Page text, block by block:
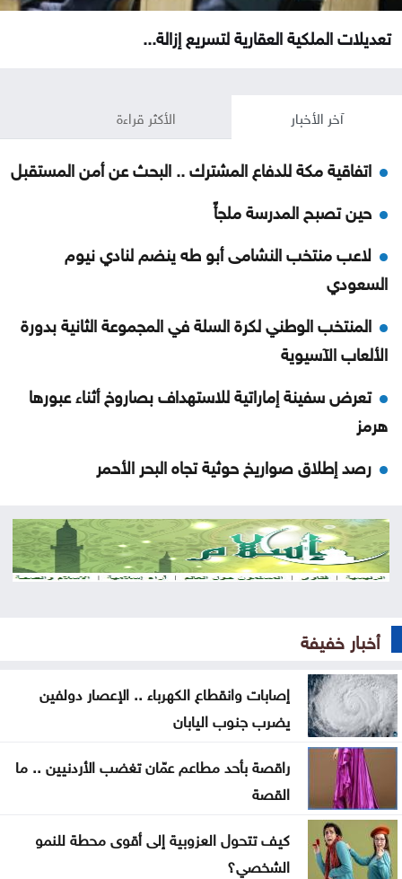
تعديلات الملكية العقارية لتسريع إزالة...
آخر الأخبار الأكثر قراءة
اتفاقية مكة للدفاع المشترك .. البحث عن أمن المستقبل
حين تصبح المدرسة ملجأً
لاعب منتخب النشامى أبو طه ينضم لنادي نيوم
السعودي
المنتخب الوطني لكرة السلة في المجموعة الثانية بدورة
الألعاب الآسيوية
تعرض سفينة إماراتية للاستهداف بصاروخ أثناء عبورها
هرمز
رصد إطلاق صواريخ حوثية تجاه البحر الأحمر
تعليق الرحلات القادمة إلى مطار كاتانيا بسبب الدخان
البركاني
مقتل جندي سوري وإصابة اثنين بهجوم لمجهولين
ندوة حول دور المفرق في بناء السردية الأردنية غداً
أولى رحلات طيران الجزيرة الكويتية تصل إلى مطار دير
الزور
الأمانة تبدأ الأحد أعمال تعبيد في منطقة زهران
ضبط اعتداءات جديدة على المياه في منطقة بيرين
أخبار خفيفة
إصابات وانقطاع الكهرباء .. الإعصار دولفين
يضرب جنوب اليابان
راقصة بأحد مطاعم عمّان تغضب الأردنيين .. ما
القصة
كيف تتحول العزوبية إلى أقوى محطة للنمو
الشخصي؟